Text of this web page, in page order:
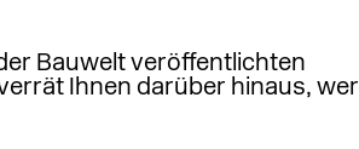
Bauwelt veröffentlichten
Ihnen darüber hinaus, wer